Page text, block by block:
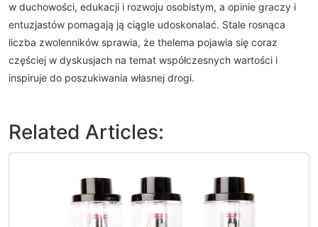
w duchowości, edukacji i rozwoju osobistym, a opinie graczy i
entuzjastów pomagają ją ciągle udoskonalać. Stale rosnąca
liczba zwolenników sprawia, że thelema pojawia się coraz
częściej w dyskusjach na temat współczesnych wartości i
inspiruje do poszukiwania własnej drogi.
Related Articles: